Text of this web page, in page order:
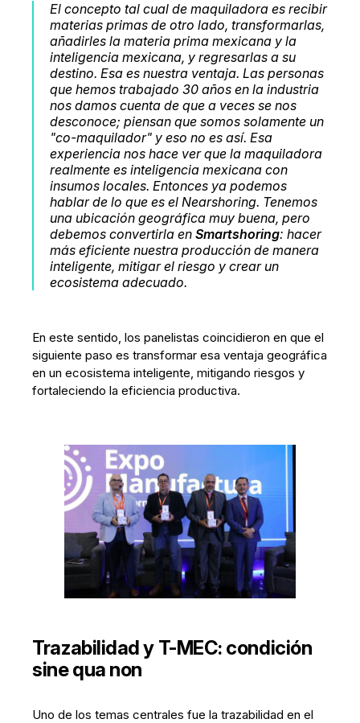
El concepto tal cual de maquiladora es recibir
materias primas de otro lado, transformarlas,
añadirles la materia prima mexicana y la
inteligencia mexicana, y regresarlas a su
destino. Esa es nuestra ventaja. Las personas
que hemos trabajado 30 años en la industria
nos damos cuenta de que a veces se nos
desconoce; piensan que somos solamente un
"co-maquilador" y eso no es así. Esa
experiencia nos hace ver que la maquiladora
realmente es inteligencia mexicana con
insumos locales. Entonces ya podemos
hablar de lo que es el Nearshoring. Tenemos
una ubicación geográfica muy buena, pero
debemos convertirla enSmartshoring: hacer
más eficiente nuestra producción de manera
inteligente, mitigar el riesgo y crear un
ecosistema adecuado.
En este sentido, los panelistas coincidieron en que el
siguiente paso es transformar esa ventaja geográfica
en un ecosistema inteligente, mitigando riesgos y
fortaleciendo la eficiencia productiva.
Trazabilidad y T-MEC: condición
sine qua non
Uno de los temas centrales fue la trazabilidad en el